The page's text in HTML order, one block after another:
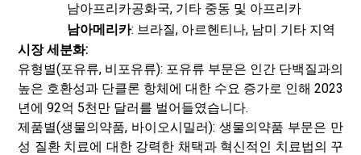
남아프리카공화국, 기타 중동 및 아프리카
남아메리카: 브라질, 아르헨티나, 남미 기타 지역
시장 세분화:
유형별(포유류, 비포유류): 포유류 부문은 인간 단백질과의
높은 호환성과 단클론 항체에 대한 수요 증가로 인해 2023
년에 92억 5천만 달러를 벌어들였습니다.
제품별(생물의약품, 바이오시밀러): 생물의약품 부문은 만
성 질환 치료에 대한 강력한 채택과 혁신적인 치료법의 꾸